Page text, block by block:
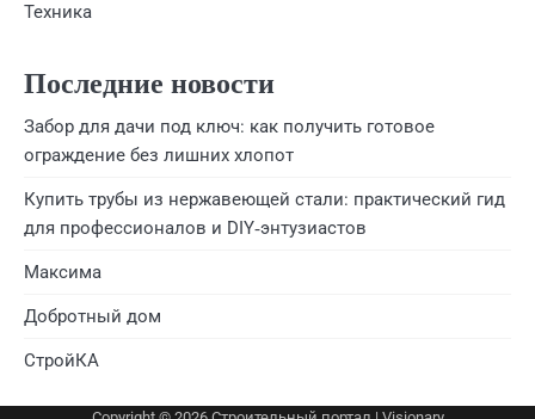
Техника
Последние новости
Забор для дачи под ключ: как получить готовое
ограждение без лишних хлопот
Купить трубы из нержавеющей стали: практический гид
для профессионалов и DIY‑энтузиастов
Максима
Добротный дом
СтройКА